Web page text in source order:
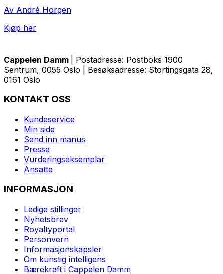
Av André Horgen
Kjøp her
Cappelen Damm
| Postadresse: Postboks 1900
Sentrum, 0055 Oslo | Besøksadresse: Stortingsgata 28,
0161 Oslo
KONTAKT OSS
Kundeservice
Min side
Send inn manus
Presse
Vurderingseksemplar
Ansatte
INFORMASJON
Ledige stillinger
Nyhetsbrev
Royaltyportal
Personvern
Informasjonskapsler
Om kunstig intelligens
Bærekraft i Cappelen Damm